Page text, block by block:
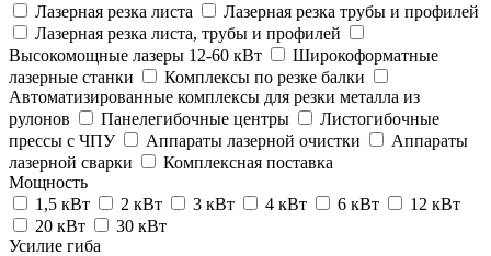
Лазерная резка листа
Лазерная резка трубы и профилей
Лазерная резка листа, трубы и профилей
Высокомощные лазеры 12-60 кВт
Широкоформатные
лазерные станки
Комплексы по резке балки
Автоматизированные комплексы для резки металла из
рулонов
Панелегибочные центры
Листогибочные
прессы с ЧПУ
Аппараты лазерной очистки
Аппараты
лазерной сварки
Комплексная поставка
Мощность
1,5 кВт
2 кВт 3 кВт 4 кВт 6 кВт
12 кВт
20 кВт
30 кВт
Усилие гиба